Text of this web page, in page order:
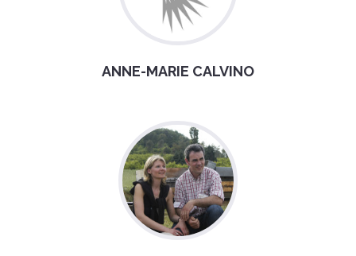
ANNE-MARIE CALVINO